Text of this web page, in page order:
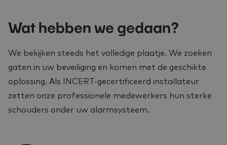
Wat hebben we gedaan?
We bekijken steeds het volledige plaatje. We zoeken
gaten in uw beveiliging en komen met de geschikte
oplossing. Als INCERT-gecertificeerd installateur
zetten onze professionele medewerkers hun sterke
schouders onder uw alarmsysteem.